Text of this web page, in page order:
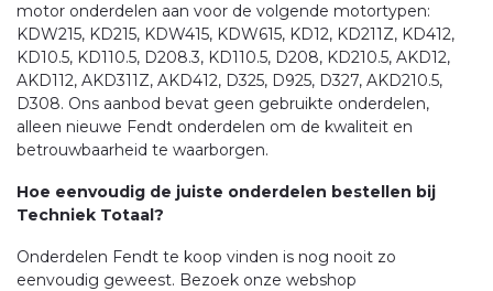
motor onderdelen aan voor de volgende motortypen:
KDW215, KD215, KDW415, KDW615, KD12, KD211Z, KD412,
KD10.5, KD110.5, D208.3, KD110.5, D208, KD210.5, AKD12,
AKD112, AKD311Z, AKD412, D325, D925, D327, AKD210.5,
D308. Ons aanbod bevat geen gebruikte onderdelen,
alleen nieuwe Fendt onderdelen om de kwaliteit en
betrouwbaarheid te waarborgen.
Hoe eenvoudig de juiste onderdelen bestellen bij
Techniek Totaal?
Onderdelen Fendt te koop vinden is nog nooit zo
eenvoudig geweest. Bezoek onze webshop